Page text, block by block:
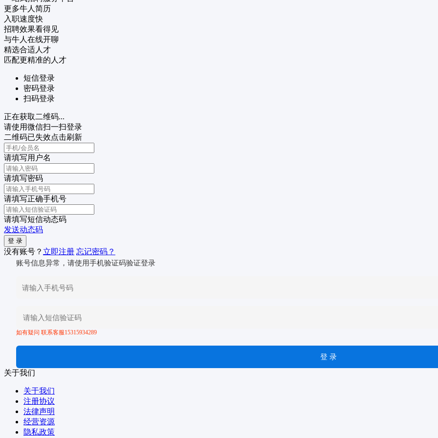
更多牛人简历
入职速度快
招聘效果看得见
与牛人在线开聊
精选合适人才
匹配更精准的人才
短信登录
密码登录
扫码登录
正在获取二维码...
请使用微信扫一扫登录
二维码已失效点击刷新
请填写用户名
请填写密码
请填写正确手机号
请填写短信动态码
发送动态码
没有账号？ 立即注册 忘记密码？
账号信息异常，请使用手机验证码验证登录
如有疑问 联系客服15315934289
关于我们
关于我们
注册协议
法律声明
经营资源
隐私政策